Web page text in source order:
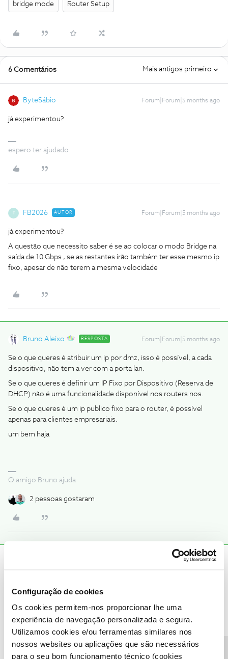
Configuração de cookies
Os cookies permitem-nos proporcionar lhe uma
experiência de navegação personalizada e segura.
Utilizamos cookies e/ou ferramentas similares nos
nossos websites ou aplicações que são necessários
para o seu bom funcionamento técnico (cookies
bridge mode Router Setup
6 Comentários Mais antigos primeiro
ByteSábio Forum|Forum|5 months ago
já experimentou?
espero ter ajudado
F FB2026 AUTOR Forum|Forum|5 months ago
já experimentou?
A questão que necessito saber é se ao colocar o modo Bridge na
saída de 10 Gbps , se as restantes irão também ter esse mesmo ip
fixo, apesar de não terem a mesma velocidade
Bruno Aleixo RESPOSTA Forum|Forum|5 months ago
Se o que queres é atribuir um ip por dmz, isso é possível, a cada
dispositivo, não tem a ver com a porta lan.
Se o que queres é definir um IP Fixo por Dispositivo (Reserva de
DHCP) não é uma funcionalidade disponível nos routers nos.
Se o que queres é um ip publico fixo para o router, é possível
apenas para clientes empresariais.
um bem haja
O amigo Bruno ajuda
2 pessoas gostaram
Forum|Forum|5 months ago
Agradecemos a sua mensagem ​
Aleixosobre este tema.
Por favor, fale connosco se surgir alguma questão. Estamos
sempre disponíveis para ajudar aqui, no Fórum NOS.
Obrigado